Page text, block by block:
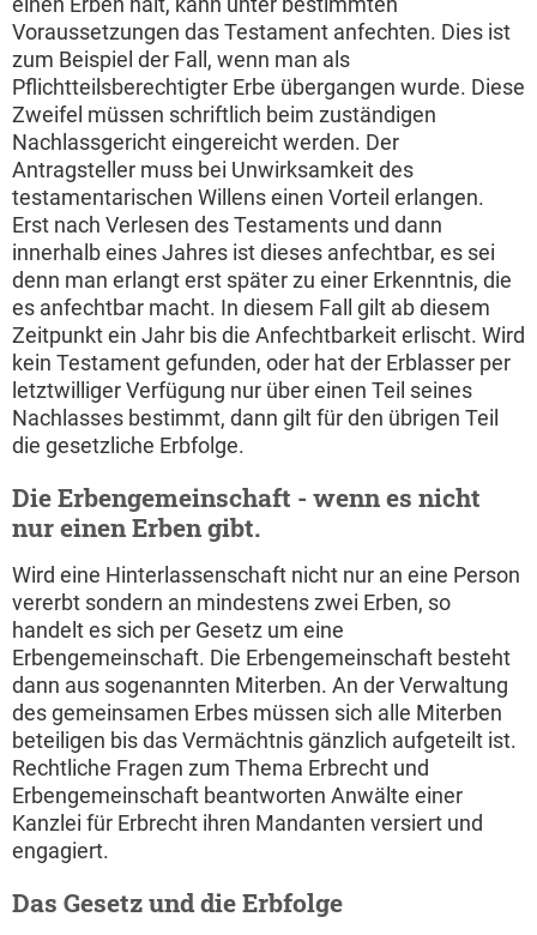
Voraussetzungen das Testament anfechten. Dies ist
zum Beispiel der Fall, wenn man als
Pflichtteilsberechtigter Erbe übergangen wurde. Diese
Zweifel müssen schriftlich beim zuständigen
Nachlassgericht eingereicht werden. Der
Antragsteller muss bei Unwirksamkeit des
testamentarischen Willens einen Vorteil erlangen.
Erst nach Verlesen des Testaments und dann
innerhalb eines Jahres ist dieses anfechtbar, es sei
denn man erlangt erst später zu einer Erkenntnis, die
es anfechtbar macht. In diesem Fall gilt ab diesem
Zeitpunkt ein Jahr bis die Anfechtbarkeit erlischt. Wird
kein Testament gefunden, oder hat der Erblasser per
letztwilliger Verfügung nur über einen Teil seines
Nachlasses bestimmt, dann gilt für den übrigen Teil
die gesetzliche Erbfolge.
Die Erbengemeinschaft - wenn es nicht
nur einen Erben gibt.
Wird eine Hinterlassenschaft nicht nur an eine Person
vererbt sondern an mindestens zwei Erben, so
handelt es sich per Gesetz um eine
Erbengemeinschaft. Die Erbengemeinschaft besteht
dann aus sogenannten Miterben. An der Verwaltung
des gemeinsamen Erbes müssen sich alle Miterben
beteiligen bis das Vermächtnis gänzlich aufgeteilt ist.
Rechtliche Fragen zum Thema Erbrecht und
Erbengemeinschaft beantworten Anwälte einer
Kanzlei für Erbrecht ihren Mandanten versiert und
engagiert.
Das Gesetz und die Erbfolge